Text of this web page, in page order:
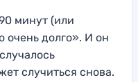
минут (или
очень долго». И он
случиться снова.